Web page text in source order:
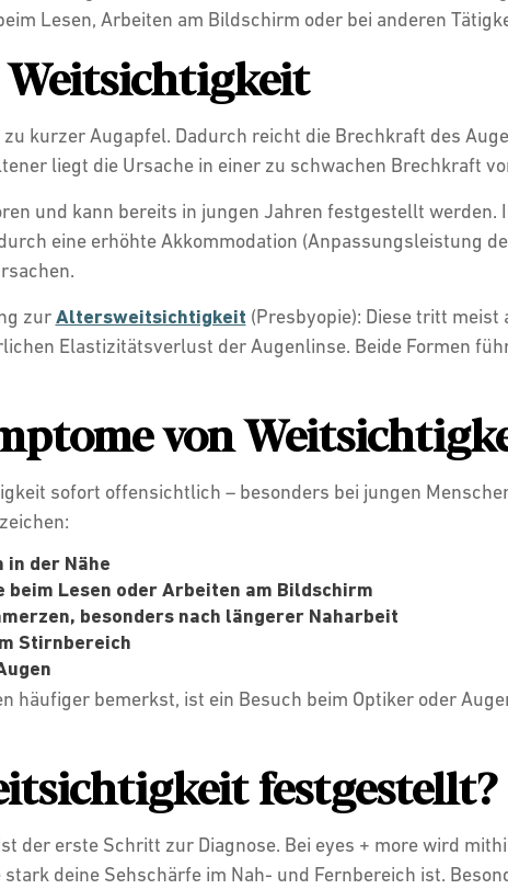
Lesen, Arbeiten am Bildschirm oder bei anderen
Weitsichtigkeit
kurzer Augapfel. Dadurch reicht die Brechkraft des
liegt die Ursache in einer zu schwachen Brechkraft
und kann bereits in jungen Jahren festgestellt werden.
eine erhöhte Akkommodation (Anpassungsleistung
zurAltersweitsichtigkeit (Presbyopie): Diese tritt meist
Elastizitätsverlust der Augenlinse. Beide Formen
von
sofort offensichtlich – besonders bei jungen
in der Nähe
Lesen oder Arbeiten am Bildschirm
besonders nach längerer Naharbeit
Stirnbereich
häufiger bemerkst, ist ein Besuch beim Optiker oder
festgestellt?
der erste Schritt zur Diagnose. Bei eyes + more wird
deine Sehschärfe im Nah- und Fernbereich ist.